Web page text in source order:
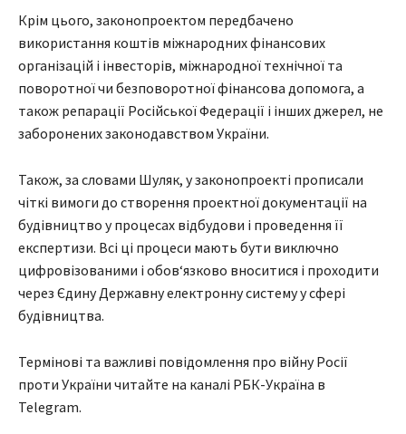
Крім цього, законопроектом передбачено
використання коштів міжнародних фінансових
організацій і інвесторів, міжнародної технічної та
поворотної чи безповоротної фінансова допомога, а
також репарації Російської Федерації і інших джерел, не
заборонених законодавством України.
Також, за словами Шуляк, у законопроекті прописали
чіткі вимоги до створення проектної документації на
будівництво у процесах відбудови і проведення її
експертизи. Всі ці процеси мають бути виключно
цифровізованими і обов‘язково вноситися і проходити
через Єдину Державну електронну систему у сфері
будівництва.
Термінові та важливі повідомлення про війну Росії
проти України читайте на каналі РБК-Україна в
Telegram.